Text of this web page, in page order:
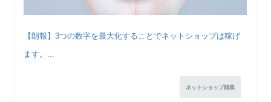
【朗報】3つの数字を最大化することでネットショップは稼げ
ます。...
ネットショップ開業